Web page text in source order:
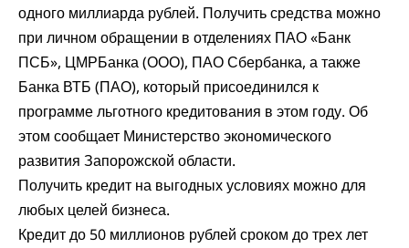
одного миллиарда рублей. Получить средства можно
при личном обращении в отделениях ПАО «Банк
ПСБ», ЦМРБанка (ООО), ПАО Сбербанка, а также
Банка ВТБ (ПАО), который присоединился к
программе льготного кредитования в этом году. Об
этом сообщает Министерство экономического
развития Запорожской области.
Получить кредит на выгодных условиях можно для
любых целей бизнеса.
Кредит до 50 миллионов рублей сроком до трех лет